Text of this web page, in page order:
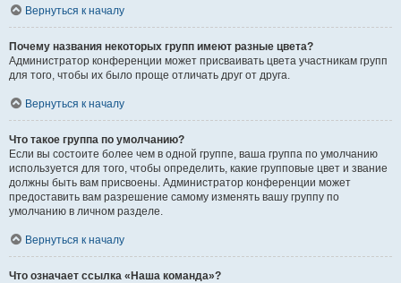
Вернуться к началу
Почему названия некоторых групп имеют разные цвета?
Администратор конференции может присваивать цвета участникам групп
для того, чтобы их было проще отличать друг от друга.
Вернуться к началу
Что такое группа по умолчанию?
Если вы состоите более чем в одной группе, ваша группа по умолчанию
используется для того, чтобы определить, какие групповые цвет и звание
должны быть вам присвоены. Администратор конференции может
предоставить вам разрешение самому изменять вашу группу по
умолчанию в личном разделе.
Вернуться к началу
Что означает ссылка «Наша команда»?